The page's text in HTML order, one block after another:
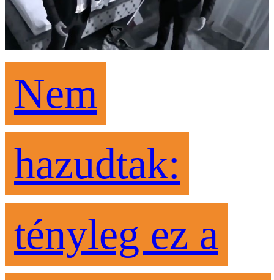
Nem
hazudtak:
tényleg ez a